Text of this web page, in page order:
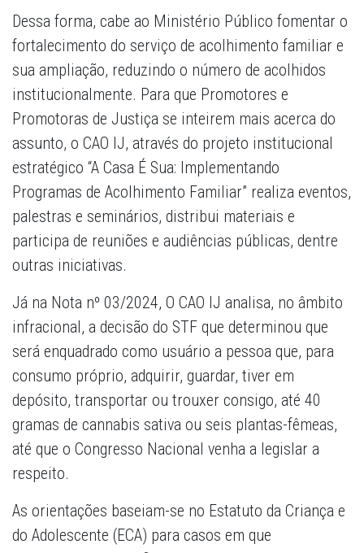
Dessa forma, cabe ao Ministério Público fomentar o
fortalecimento do serviço de acolhimento familiar e
sua ampliação, reduzindo o número de acolhidos
institucionalmente. Para que Promotores e
Promotoras de Justiça se inteirem mais acerca do
assunto, o CAO IJ, através do projeto institucional
estratégico “A Casa É Sua: Implementando
Programas de Acolhimento Familiar” realiza eventos,
palestras e seminários, distribui materiais e
participa de reuniões e audiências públicas, dentre
outras iniciativas.
Já na Nota nº 03/2024, O CAO IJ analisa, no âmbito
infracional, a decisão do STF que determinou que
será enquadrado como usuário a pessoa que, para
consumo próprio, adquirir, guardar, tiver em
depósito, transportar ou trouxer consigo, até 40
gramas de cannabis sativa ou seis plantas-fêmeas,
até que o Congresso Nacional venha a legislar a
respeito.
As orientações baseiam-se no Estatuto da Criança e
do Adolescente (ECA) para casos em que